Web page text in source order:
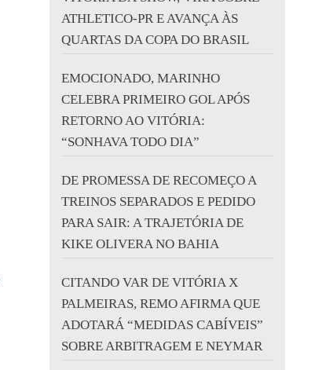
ATHLETICO-PR E AVANÇA ÀS
QUARTAS DA COPA DO BRASIL
EMOCIONADO, MARINHO
CELEBRA PRIMEIRO GOL APÓS
RETORNO AO VITÓRIA:
“SONHAVA TODO DIA”
DE PROMESSA DE RECOMEÇO A
TREINOS SEPARADOS E PEDIDO
PARA SAIR: A TRAJETÓRIA DE
KIKE OLIVERA NO BAHIA
CITANDO VAR DE VITÓRIA X
PALMEIRAS, REMO AFIRMA QUE
ADOTARÁ “MEDIDAS CABÍVEIS”
SOBRE ARBITRAGEM E NEYMAR